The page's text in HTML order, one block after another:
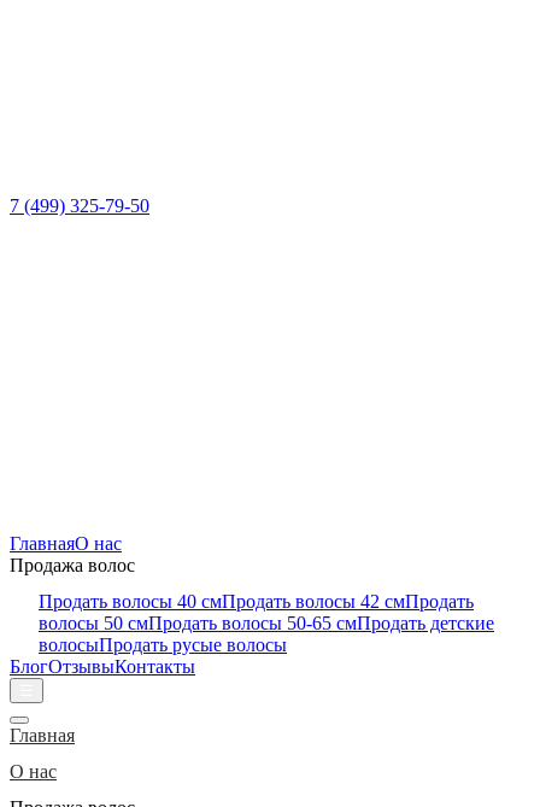
7 (499) 325-79-50
ГлавнаяО нас
Продажа волос
Продать волосы 40 смПродать волосы 42 смПродать
волосы 50 смПродать волосы 50-65 смПродать детские
волосыПродать русые волосы
БлогОтзывыКонтакты
Главная
О нас